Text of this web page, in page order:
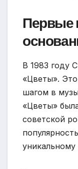
Первые
В 1983 году
«Цветы».
шагом в
«Цветы»
советской
уникальному